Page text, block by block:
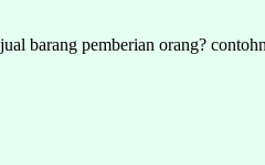
barang pemberian orang?